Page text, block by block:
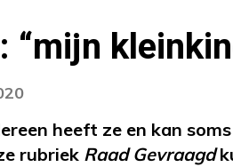
“mijn
heeft ze en kan
rubriek Raad Gevraagd